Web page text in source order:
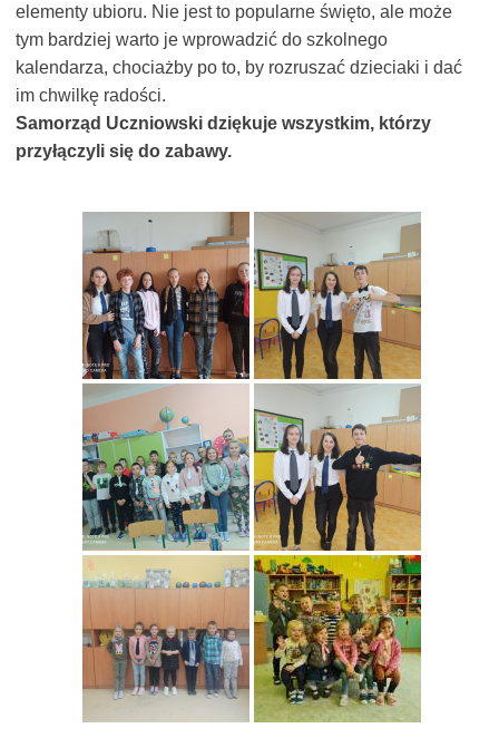
elementy ubioru. Nie jest to popularne święto, ale może
tym bardziej warto je wprowadzić do szkolnego
kalendarza, chociażby po to, by rozruszać dzieciaki i dać
im chwilkę radości.
Samorząd Uczniowski dziękuje wszystkim, którzy
przyłączyli się do zabawy.